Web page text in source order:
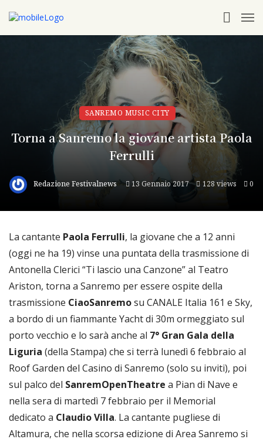
SANREMO MUSIC CITY
Torna a Sanremo la giovane artista Paola
Ferrulli
Redazione Festivalnews 13 Gennaio 2017 128 views 0
La cantante Paola Ferrulli, la giovane che a 12 anni
(oggi ne ha 19) vinse una puntata della trasmissione di
Antonella Clerici “Ti lascio una Canzone” al Teatro
Ariston, torna a Sanremo per essere ospite della
trasmissione CiaoSanremosu CANALE Italia 161 e Sky,
a bordo di un fiammante Yacht di 30m ormeggiato sul
porto vecchio e lo sarà anche al 7° Gran Gala della
Liguria (della Stampa) che si terrà lunedì 6 febbraio al
Roof Garden del Casino di Sanremo (solo su inviti), poi
sul palco del SanremOpenTheatre a Pian di Nave e
nella sera di martedì 7 febbraio per il Memorial
dedicato a Claudio Villa. La cantante pugliese di
Altamura, che nella scorsa edizione di Area Sanremo si